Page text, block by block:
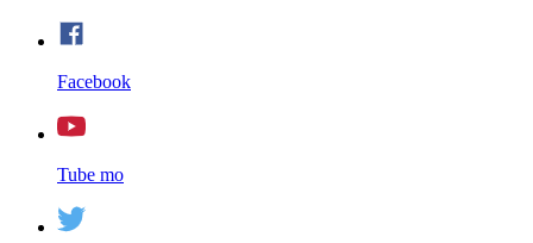
Facebook
Tube mo